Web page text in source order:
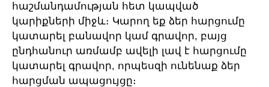
հաշմանդամության հետ կապված
կարիքների միջև։ Կարող եք ձեր հարցումը
կատարել բանավոր կամ գրավոր, բայց
ընդհանուր առմամբ ավելի լավ է հարցումը
կատարել գրավոր, որպեսզի ունենաք ձեր
հարցման ապացույցը։